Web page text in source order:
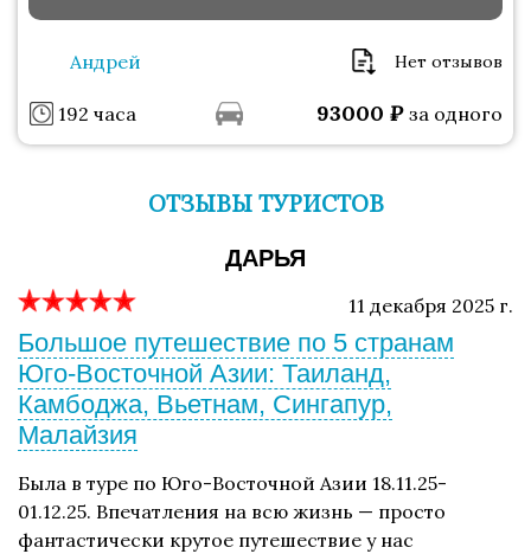
Андрей Нет отзывов
192 часа 93000 ₽ за одного
ОТЗЫВЫ ТУРИСТОВ
ДАРЬЯ
11 декабря 2025 г.
Большое путешествие по 5 странам
Юго-Восточной Азии: Таиланд,
Камбоджа, Вьетнам, Сингапур,
Малайзия
Была в туре по Юго-Восточной Азии 18.11.25-
01.12.25. Впечатления на всю жизнь — просто
фантастически крутое путешествие у нас